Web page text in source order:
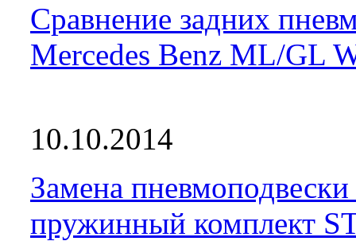
Сравнение задних
Mercedes Benz ML/GL
10.10.2014
Замена
пружинный комплект